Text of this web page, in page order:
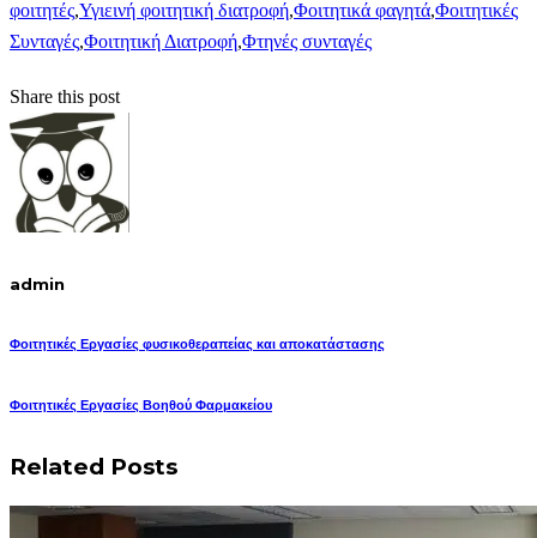
φοιτητές,Υγιεινή φοιτητική διατροφή,Φοιτητικά φαγητά,Φοιτητικές
Συνταγές,Φοιτητική Διατροφή,Φτηνές συνταγές
Share this post
admin
Φοιτητικές Εργασίες φυσικοθεραπείας και αποκατάστασης
Φοιτητικές Εργασίες Βοηθού Φαρμακείου
Related Posts